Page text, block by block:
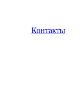
Контакты